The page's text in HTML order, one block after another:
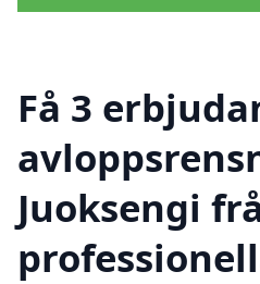
Få 3
Juoksengi